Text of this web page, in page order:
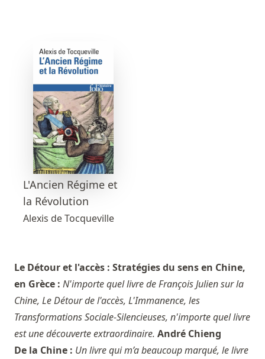
L'Ancien Régime et
la Révolution
Alexis de Tocqueville
Le Détour et l'accès : Stratégies du sens en Chine,
en Grèce : N'importe quel livre de François Julien sur la
Chine, Le Détour de l'accès, L'Immanence, les
Transformations Sociale-Silencieuses, n'importe quel livre
est une découverte extraordinaire. André Chieng
De la Chine : Un livre qui m’a beaucoup marqué, le livre